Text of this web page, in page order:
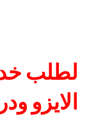
لطلب
الايزو